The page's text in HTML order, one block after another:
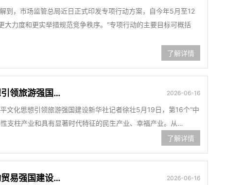
到，市场监管总局近日正式印发专项行动方案，自今年5月至12
力度和更实举措规范竞争秩序。“专项行动的主要目标可概括
了解详情
2026-06-16
领旅游强国…
化思想引领旅游强国建设新华社记者徐壮5月19日，第16个“中
支柱产业和具有显著时代特征的民生产业、幸福产业。从…
了解详情
2026-06-16
易强国建设…